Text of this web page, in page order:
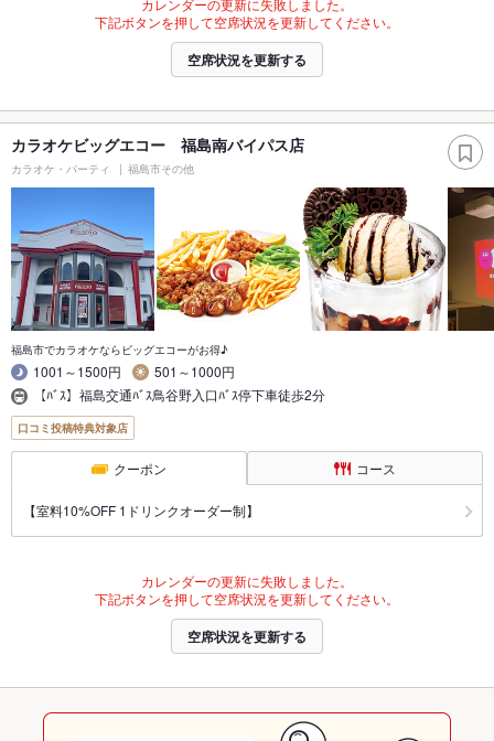
下記ボタンを押して空席状況を更新してください。
空席状況を更新する
カラオケビッグエコー 福島南バイパス店
カラオケ・パーティ 福島市その他
福島市でカラオケならビッグエコーがお得♪
1001～1500円
501～1000円
【ﾊﾞｽ】福島交通ﾊﾞｽ鳥谷野入口ﾊﾞｽ停下車徒歩2分
口コミ投稿特典対象店
クーポン コース
【室料10%OFF 1ドリンクオーダー制】
カレンダーの更新に失敗しました。
下記ボタンを押して空席状況を更新してください。
空席状況を更新する